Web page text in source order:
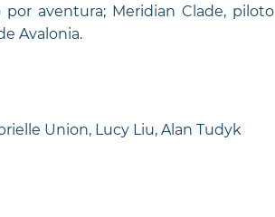
aventura; Meridian Clade, piloto
Avalonia.
Union, Lucy Liu, Alan Tudyk